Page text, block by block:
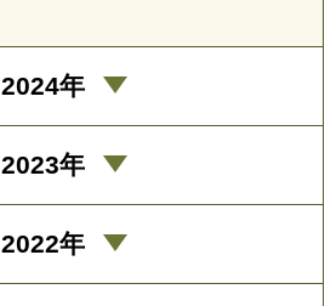
2024年
2023年
2022年